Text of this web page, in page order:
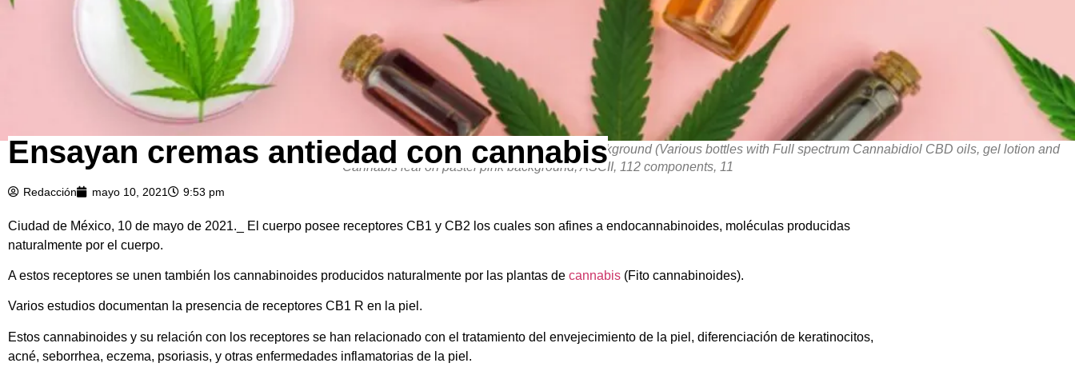
Various bottles with Full spectrum Cannabidiol CBD oils, gel lotion and Cannabis leaf on pastel pink background (Various bottles with Full spectrum Cannabidiol CBD oils, gel lotion and
Cannabis leaf on pastel pink background, ASCII, 112 components, 11
Ensayan cremas antiedad con cannabis
Redacción mayo 10, 2021 9:53 pm
Ciudad de México, 10 de mayo de 2021._ El cuerpo posee receptores CB1 y CB2 los cuales son afines a endocannabinoides, moléculas producidas
naturalmente por el cuerpo.
A estos receptores se unen también los cannabinoides producidos naturalmente por las plantas de cannabis (Fito cannabinoides).
Varios estudios documentan la presencia de receptores CB1 R en la piel.
Estos cannabinoides y su relación con los receptores se han relacionado con el tratamiento del envejecimiento de la piel, diferenciación de keratinocitos,
acné, seborrhea, eczema, psoriasis, y otras enfermedades inflamatorias de la piel.